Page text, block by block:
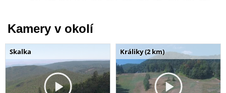
Kamery v okolí
Skalka Králiky (2 km)